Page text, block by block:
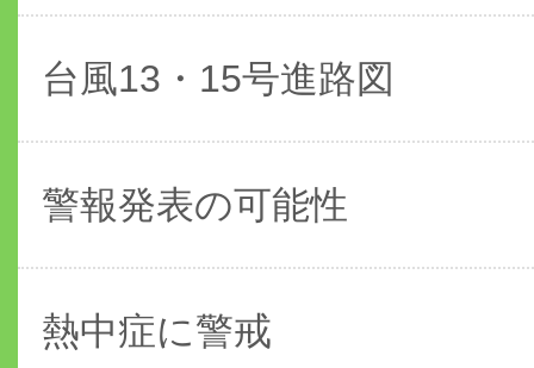
台風13・15号進路図
警報発表の可能性
熱中症に警戒